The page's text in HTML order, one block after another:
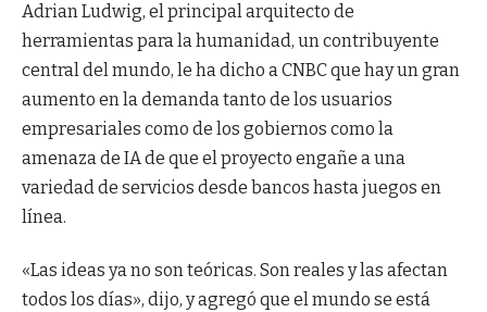
Adrian Ludwig, el principal arquitecto de
herramientas para la humanidad, un contribuyente
central del mundo, le ha dicho a CNBC que hay un gran
aumento en la demanda tanto de los usuarios
empresariales como de los gobiernos como la
amenaza de IA de que el proyecto engañe a una
variedad de servicios desde bancos hasta juegos en
línea.
«Las ideas ya no son teóricas. Son reales y las afectan
todos los días», dijo, y agregó que el mundo se está